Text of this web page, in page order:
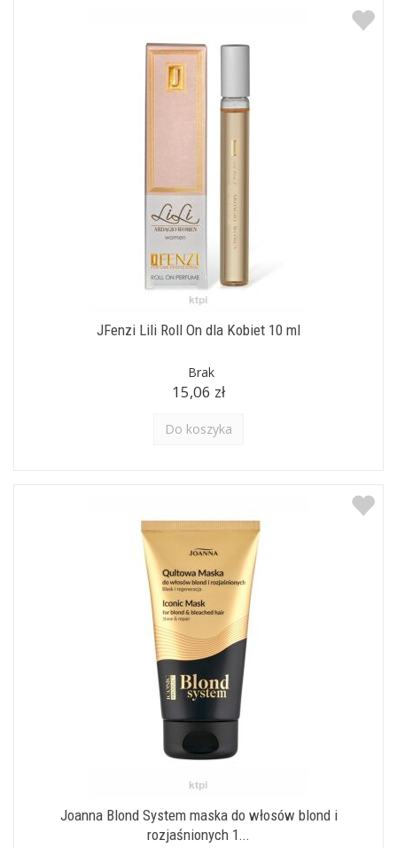
JFenzi Lili Roll On dla Kobiet 10 ml
Brak
15,06 zł
Do koszyka
Joanna Blond System maska do włosów blond i
rozjaśnionych 1...